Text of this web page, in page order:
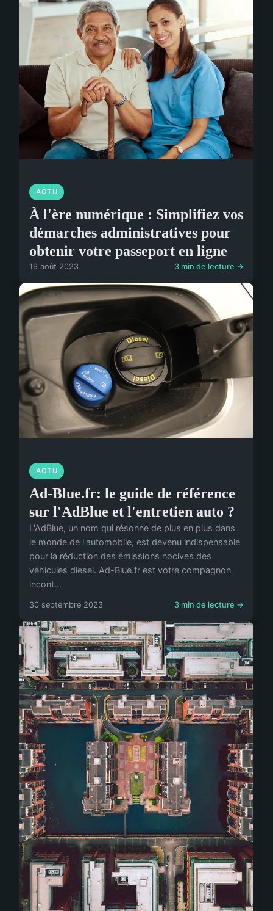
ACTU
À l'ère numérique : Simplifiez vos
démarches administratives pour
obtenir votre passeport en ligne
19 août 2023 3 min de lecture →
ACTU
Ad-Blue.fr: le guide de référence
sur l'AdBlue et l'entretien auto ?
L'AdBlue, un nom qui résonne de plus en plus dans
le monde de l'automobile, est devenu indispensable
pour la réduction des émissions nocives des
véhicules diesel. Ad-Blue.fr est votre compagnon
incont...
30 septembre 2023 3 min de lecture →